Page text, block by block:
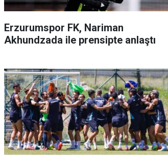
Erzurumspor FK, Nariman
Akhundzada ile prensipte anlaştı